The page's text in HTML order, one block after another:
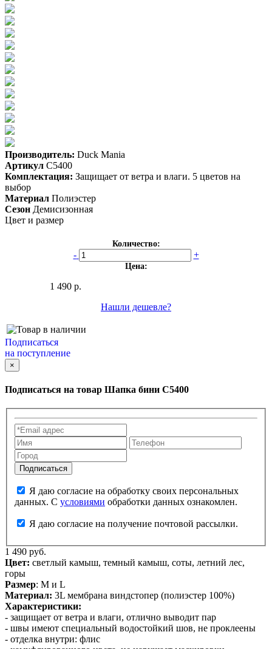
Производитель: Duck Mania
Артикул С5400
Комплектация: Защищает от ветра и влаги. 5 цветов на
выбор
Материал Полиэстер
Сезон Демисизонная
Цвет и размер
Количество:
- +
Цена:
1 490 р.
Нашли дешевле?
Подписаться
на поступление
×
Подписаться на товар Шапка бини С5400
данных. С условиями обработки данных ознакомлен.
Я даю согласие на получение почтовой рассылки.
1 490 руб.
Цвет: светлый камыш, темный камыш, соты, летний лес,
горы
Размер: М и L
Материал: 3L мембрана виндстопер (полиэстер 100%)
Характеристики:
- защищает от ветра и влаги, отлично выводит пар
- швы имеют специальный водостойкий шов, не проклеены
- отделка внутри: флис